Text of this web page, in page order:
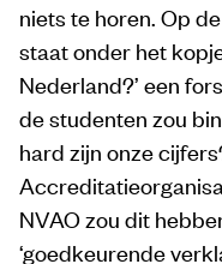
niets te horen. Op
staat onder het
Nederland?’ een
de studenten zou
hard zijn onze
NVAO zou dit
‘goedkeurende